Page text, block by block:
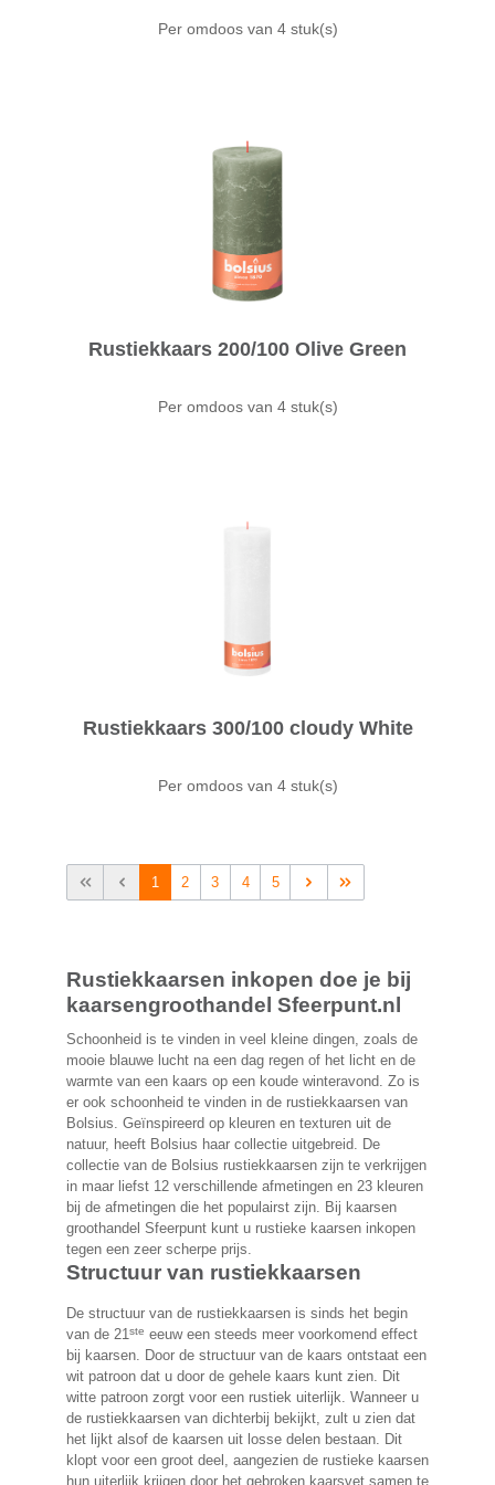
Per omdoos van 4 stuk(s)
Rustiekkaars 200/100 Olive Green
Per omdoos van 4 stuk(s)
Rustiekkaars 300/100 cloudy White
Per omdoos van 4 stuk(s)
1 2 3 4 5
Rustiekkaarsen inkopen doe je bij
kaarsengroothandel Sfeerpunt.nl
Schoonheid is te vinden in veel kleine dingen, zoals de
mooie blauwe lucht na een dag regen of het licht en de
warmte van een kaars op een koude winteravond. Zo is
er ook schoonheid te vinden in de rustiekkaarsen van
Bolsius. Geïnspireerd op kleuren en texturen uit de
natuur, heeft Bolsius haar collectie uitgebreid. De
collectie van de Bolsius rustiekkaarsen zijn te verkrijgen
in maar liefst 12 verschillende afmetingen en 23 kleuren
bij de afmetingen die het populairst zijn. Bij kaarsen
groothandel Sfeerpunt kunt u rustieke kaarsen inkopen
tegen een zeer scherpe prijs.
Structuur van rustiekkaarsen
De structuur van de rustiekkaarsen is sinds het begin
van de 21ste eeuw een steeds meer voorkomend effect
bij kaarsen. Door de structuur van de kaars ontstaat een
wit patroon dat u door de gehele kaars kunt zien. Dit
witte patroon zorgt voor een rustiek uiterlijk. Wanneer u
de rustiekkaarsen van dichterbij bekijkt, zult u zien dat
het lijkt alsof de kaarsen uit losse delen bestaan. Dit
klopt voor een groot deel, aangezien de rustieke kaarsen
hun uiterlijk krijgen door het gebroken kaarsvet samen te